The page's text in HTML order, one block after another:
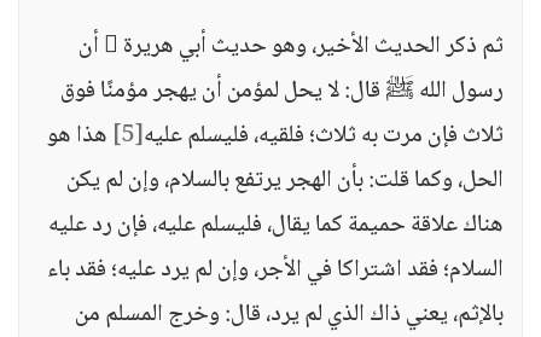
ثم ذكر الحديث الأخير، وهو حديث أبي هريرة  أن
رسول الله ﷺ قال: لا يحل لمؤمن أن يهجر مؤمنًا فوق
ثلاث فإن مرت به ثلاث؛ فلقيه، فليسلم عليه[5]
هذا هو
الحل، وكما قلت: بأن الهجر يرتفع بالسلام، وإن لم يكن
هناك علاقة حميمة كما يقال، فليسلم عليه، فإن رد عليه
السلام؛ فقد اشتراكا في الأجر، وإن لم يرد عليه؛ فقد باء
بالإثم، يعني ذاك الذي لم يرد، قال: وخرج المسلم من